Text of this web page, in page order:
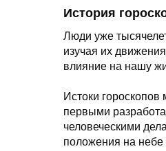
История
Люди уже
изучая их
влияние на нашу
Истоки
первыми
человеческими
положения на небе